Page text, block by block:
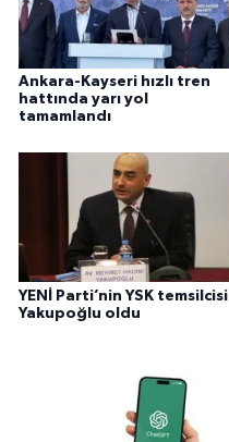
Ankara-Kayseri hızlı tren
hattında yarı yol
tamamlandı
YENİ Parti’nin YSK temsilcisi
Yakupoğlu oldu